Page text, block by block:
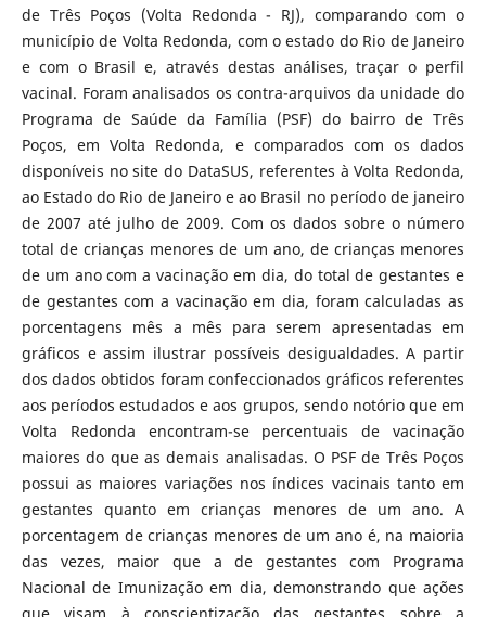
de Três Poços (Volta Redonda - RJ), comparando com o
município de Volta Redonda, com o estado do Rio de Janeiro
e com o Brasil e, através destas análises, traçar o perfil
vacinal. Foram analisados os contra-arquivos da unidade do
Programa de Saúde da Família (PSF) do bairro de Três
Poços, em Volta Redonda, e comparados com os dados
disponíveis no site do DataSUS, referentes à Volta Redonda,
ao Estado do Rio de Janeiro e ao Brasil no período de janeiro
de 2007 até julho de 2009. Com os dados sobre o número
total de crianças menores de um ano, de crianças menores
de um ano com a vacinação em dia, do total de gestantes e
de gestantes com a vacinação em dia, foram calculadas as
porcentagens mês a mês para serem apresentadas em
gráficos e assim ilustrar possíveis desigualdades. A partir
dos dados obtidos foram confeccionados gráficos referentes
aos períodos estudados e aos grupos, sendo notório que em
Volta Redonda encontram-se percentuais de vacinação
maiores do que as demais analisadas. O PSF de Três Poços
possui as maiores variações nos índices vacinais tanto em
gestantes quanto em crianças menores de um ano. A
porcentagem de crianças menores de um ano é, na maioria
das vezes, maior que a de gestantes com Programa
Nacional de Imunização em dia, demonstrando que ações